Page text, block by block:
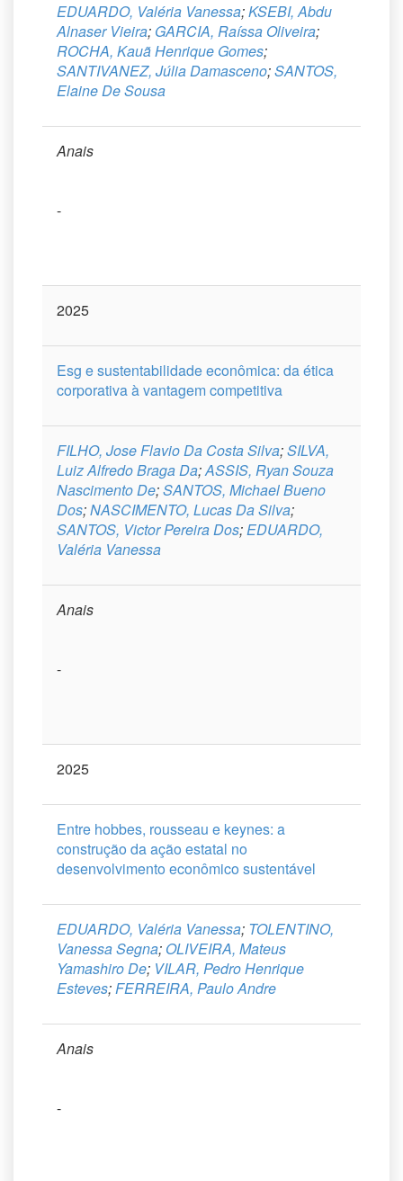
EDUARDO, Valéria Vanessa;KSEBI, Abdu
Alnaser Vieira; GARCIA, Raíssa Oliveira;
ROCHA, Kauã Henrique Gomes;
SANTIVANEZ, Júlia Damasceno;SANTOS,
Elaine De Sousa
Anais
-
2025
Esg e sustentabilidade econômica: da ética
corporativa à vantagem competitiva
FILHO, Jose Flavio Da Costa Silva;SILVA,
Luiz Alfredo Braga Da;ASSIS, Ryan Souza
Nascimento De;SANTOS, Michael Bueno
Dos;NASCIMENTO, Lucas Da Silva;
SANTOS, Victor Pereira Dos;EDUARDO,
Valéria Vanessa
Anais
-
2025
Entre hobbes, rousseau e keynes: a
construção da ação estatal no
desenvolvimento econômico sustentável
EDUARDO, Valéria Vanessa; TOLENTINO,
Vanessa Segna; OLIVEIRA, Mateus
Yamashiro De; VILAR, Pedro Henrique
Esteves;FERREIRA, Paulo Andre
Anais
-